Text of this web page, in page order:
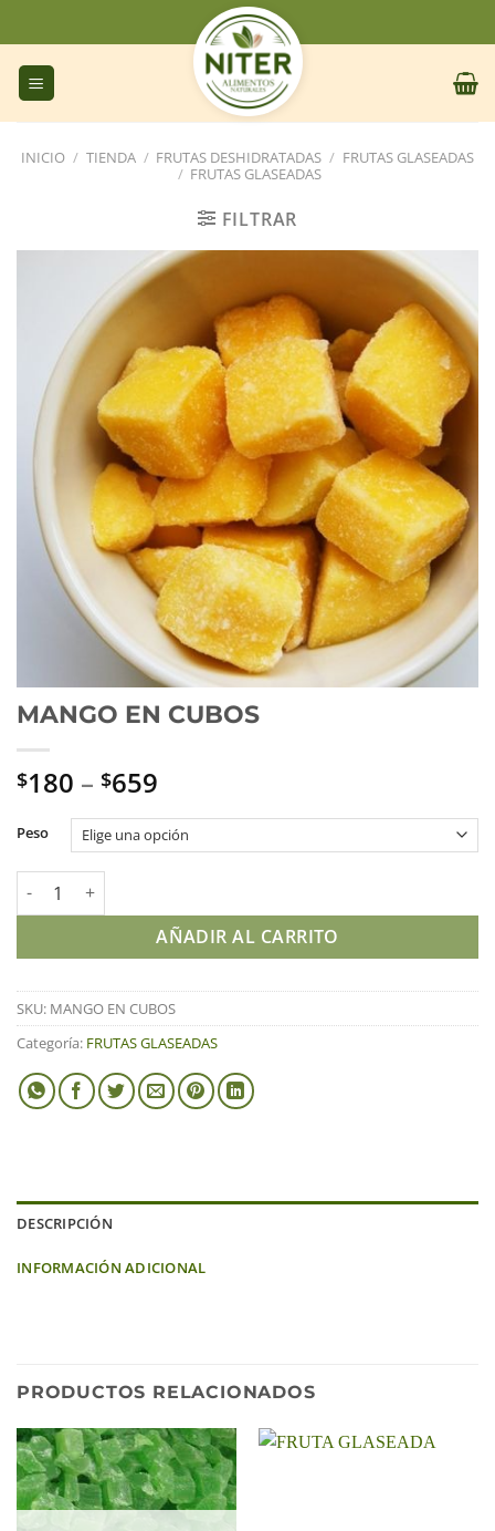
al
contenido
INICIO / TIENDA / FRUTAS DESHIDRATADAS / FRUTAS GLASEADAS
/ FRUTAS GLASEADAS
FILTRAR
MANGO EN CUBOS
$180 – $659
Peso
MANGO EN CUBOS cantidad
AÑADIR AL CARRITO
SKU: MANGO EN CUBOS
Categoría: FRUTAS GLASEADAS
DESCRIPCIÓN
INFORMACIÓN ADICIONAL
PRODUCTOS RELACIONADOS